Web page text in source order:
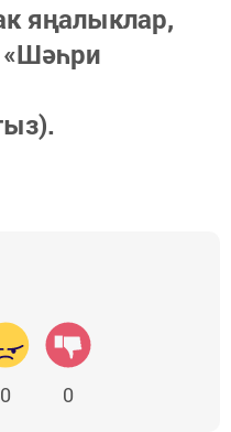
яңалыклар,
0 0